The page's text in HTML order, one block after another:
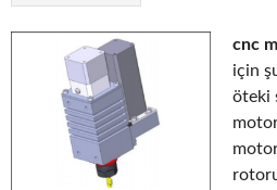
cnc
için
öteki